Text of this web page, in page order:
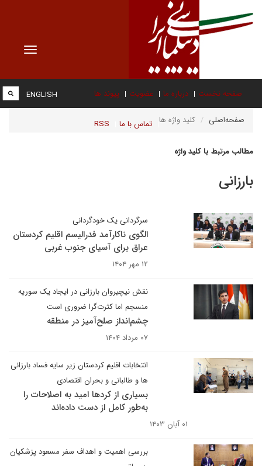
Toggle
صفحه نخست درباره ما عضویت پیوند ها
تماس با ما RSS
ENGLISH
صفحه‌اصلی کلید واژه ها
مطالب مرتبط با کلید واژه
بارزانی
سرگردانی یک خودگردانی
الگوی ناکارآمد فدرالیسم اقلیم کردستان
عراق برای آسیای جنوب غربی
۱۲ مهر ۱۴۰۴
نقش نیچیروان بارزانی در ایجاد یک سوریه
منسجم اما کثرت‌گرا ضروری است
چشم‌انداز صلح‌آمیز در منطقه
۰۷ مرداد ۱۴۰۴
انتخابات اقلیم کردستان‌ زیر سایه فساد بارزانی
ها و طالبانی و بحران اقتصادی
بسیاری از کردها امید به اصلاحات را
به‌طور کامل از دست داده‌اند
۰۱ آبان ۱۴۰۳
بررسی اهمیت و اهداف سفر مسعود پزشکیان